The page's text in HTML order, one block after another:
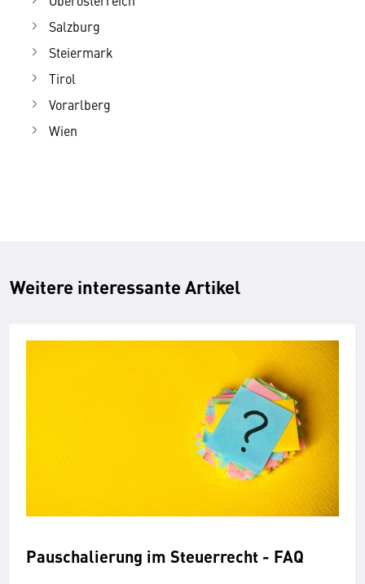
Salzburg
Steiermark
Tirol
Vorarlberg
Wien
Weitere interessante Artikel
Pauschalierung im Steuerrecht - FAQ